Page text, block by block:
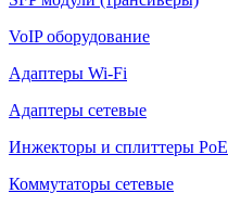
VoIP оборудование
Адаптеры Wi-Fi
Адаптеры сетевые
Инжекторы и сплиттеры РоЕ
Коммутаторы сетевые